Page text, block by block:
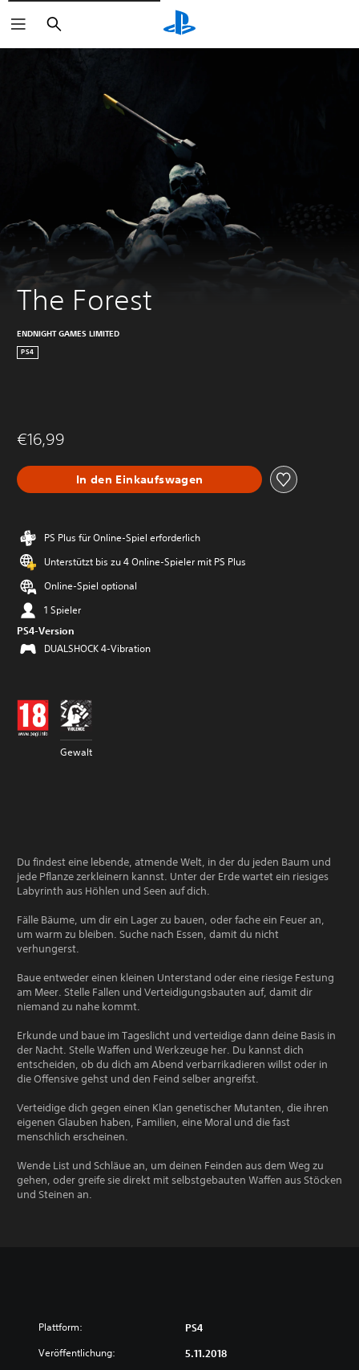
Suchen
The Forest
ENDNIGHT GAMES LIMITED
PS4
€16,99
In den Einkaufswagen
PS Plus für Online-Spiel erforderlich
Unterstützt bis zu 4 Online-Spieler mit PS Plus
Online-Spiel optional
1 Spieler
PS4-Version
DUALSHOCK 4-Vibration
Gewalt
Du findest eine lebende, atmende Welt, in der du jeden Baum und
jede Pflanze zerkleinern kannst. Unter der Erde wartet ein riesiges
Labyrinth aus Höhlen und Seen auf dich.
Fälle Bäume, um dir ein Lager zu bauen, oder fache ein Feuer an,
um warm zu bleiben. Suche nach Essen, damit du nicht
verhungerst.
Baue entweder einen kleinen Unterstand oder eine riesige Festung
am Meer. Stelle Fallen und Verteidigungsbauten auf, damit dir
niemand zu nahe kommt.
Erkunde und baue im Tageslicht und verteidige dann deine Basis in
der Nacht. Stelle Waffen und Werkzeuge her. Du kannst dich
entscheiden, ob du dich am Abend verbarrikadieren willst oder in
die Offensive gehst und den Feind selber angreifst.
Verteidige dich gegen einen Klan genetischer Mutanten, die ihren
eigenen Glauben haben, Familien, eine Moral und die fast
menschlich erscheinen.
Wende List und Schläue an, um deinen Feinden aus dem Weg zu
gehen, oder greife sie direkt mit selbstgebauten Waffen aus Stöcken
und Steinen an.
Plattform: PS4
Veröffentlichung: 5.11.2018